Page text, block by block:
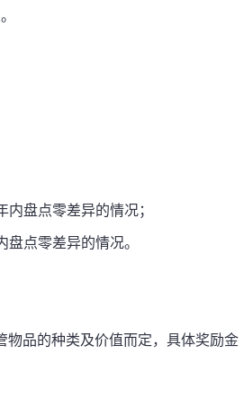
盘点零差异的情况；
点零差异的情况。
品的种类及价值而定，具体奖励金